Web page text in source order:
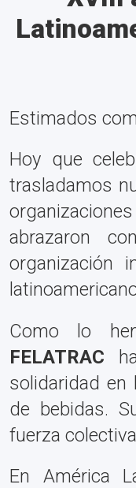
Estimados
Hoy que
trasladamos
abrazaron
organización
Como lo
FELATRAC
solidaridad en
de bebidas.
fuerza
En América